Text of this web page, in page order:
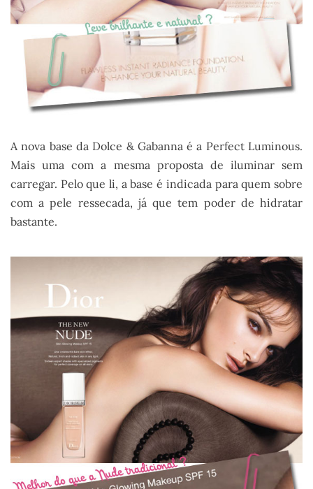
A nova base da Dolce & Gabanna é a Perfect Luminous.
Mais uma com a mesma proposta de iluminar sem
carregar. Pelo que li, a base é indicada para quem sobre
com a pele ressecada, já que tem poder de hidratar
bastante.